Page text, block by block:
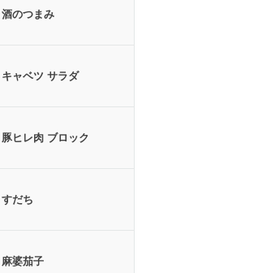
酒のつまみ
キャベツ サラダ
豚ヒレ肉 ブロック
すだち
麻婆茄子